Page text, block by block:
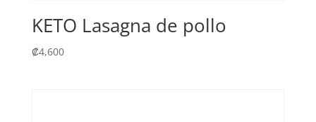
KETO Lasagna de pollo
₡4,600